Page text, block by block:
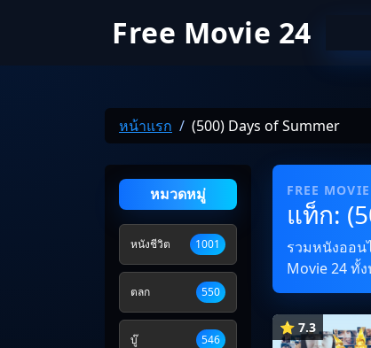
Free Movie 24
หน้าแรก (500) Days of Summer
หมวดหมู่
หนังชีวิต 1001
ตลก 550
บู๊ 546
FREE
แท็ก:
รวมหนังออน
Movie 24 ทั้
⭐ 7.3